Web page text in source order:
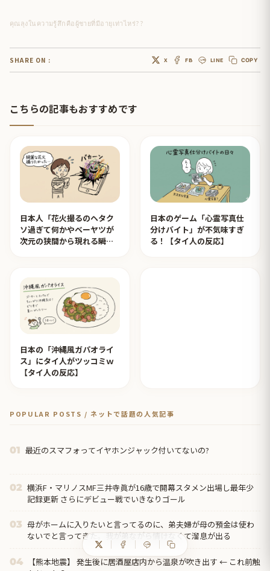
คุณลุงในความรู้สึกคือผู้ชายที่มีอายุเท่าไหร่??
SHARE ON : X FB LINE COPY
こちらの記事もおすすめです
日本人「花火撮るのヘタク
ソ過ぎて何かやベーヤツが
次元の狭間から現れる瞬間
日本のゲーム「心霊写真仕
分けバイト」が不気味すぎ
る！【タイ人の反応】
日本の「沖縄風ガパオライ
ス」にタイ人がツッコミｗ
【タイ人の反応】
POPULAR POSTS / ネットで話題の人気記事
01 最近のスマフォってイヤホンジャック付いてないの?
02 横浜F・マリノスMF三井寺眞が16歳で開幕スタメン出場し最年少
記録更新 さらにデビュー戦でいきなりゴール
03 母がホームに入りたいと言ってるのに、弟夫婦が母の預金は使わ
ないでと言ってきた。我が弟ながら情けなくて溜息が出る
04
【熊本地震】 発生後に居酒屋店内から温泉が吹き出す ← これ前触